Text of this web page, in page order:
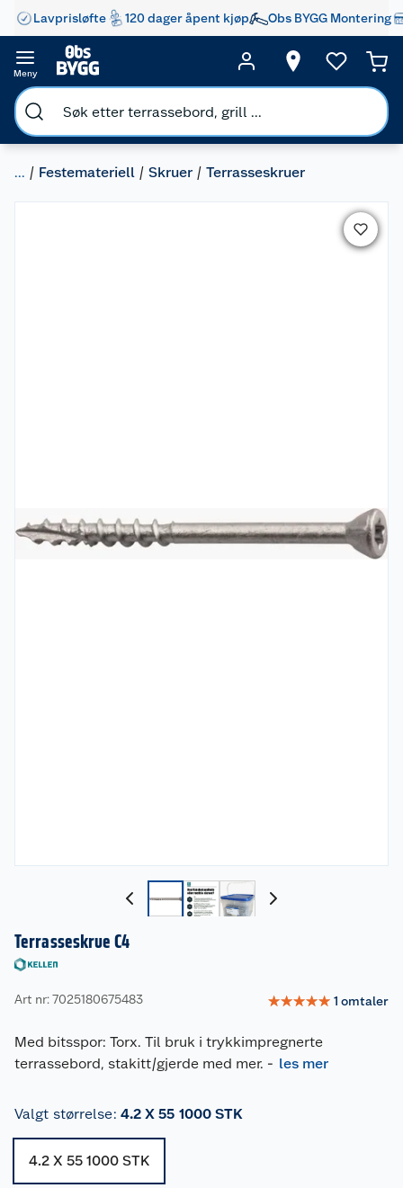
Lavprisløfte 120 dager åpent kjøp Obs BYGG Montering
Meny
... Festemateriell Skruer Terrasseskruer
Terrasseskrue C4
Art nr: 7025180675483 ☆☆☆☆☆ 1 omtaler
Med bitsspor: Torx. Til bruk i trykkimpregnerte
terrassebord, stakitt/gjerde med mer. - les mer
Valgt størrelse: 4.2 X 55 1000 STK
4.2 X 55 1000 STK